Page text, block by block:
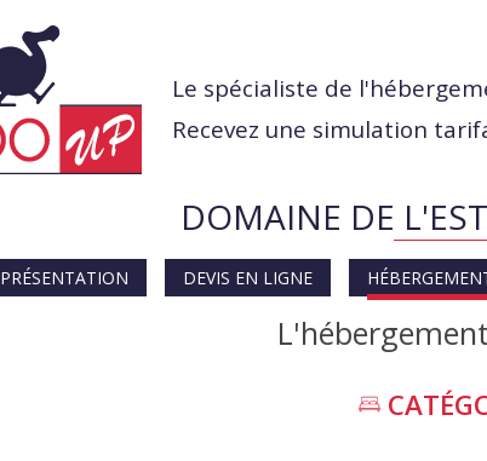
Le spécialiste de
Recevez une simulation
DOMAINE DE
PRÉSENTATION DEVIS EN LIGNE